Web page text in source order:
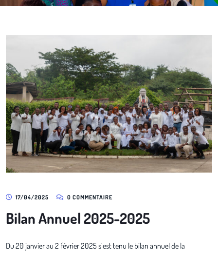
17/04/2025 0 COMMENTAIRE
Bilan Annuel 2025-2025
Du 20 janvier au 2 février 2025 s’est tenu le bilan annuel de la